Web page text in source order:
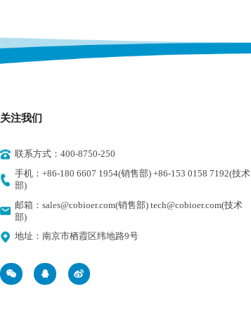
关注我们
联系方式：400-8750-250
手机：+86-180 6607 1954(销售部) +86-153 0158 7192(技术
部)
邮箱：sales@cobioer.com(销售部) tech@cobioer.com(技术
部)
地址：南京市栖霞区纬地路9号